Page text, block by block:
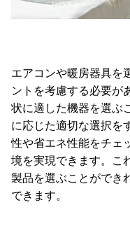
エアコンや暖房器具を
ントを考慮する必要が
状に適した機器を選ぶ
に応じた適切な選択を
性や省エネ性能をチェ
境を実現できます。こ
製品を選ぶことができ
できます。